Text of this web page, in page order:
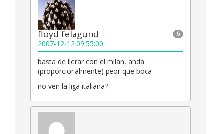
6
floyd felagund
2007-12-12 09:55:00
basta de llorar con el milan, anda
(proporcionalmente) peor que boca
no ven la liga italiana?